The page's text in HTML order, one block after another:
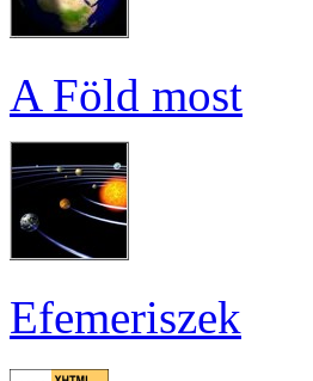
A Föld most
Efe­me­ri­szek